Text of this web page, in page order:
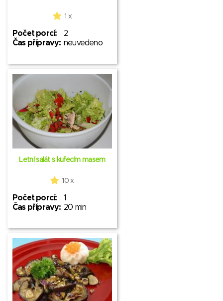
1 x
Počet porcí:
2
Čas přípravy: neuvedeno
Letní salát s kuřecím masem
10 x
Počet porcí:
1
Čas přípravy: 20 min